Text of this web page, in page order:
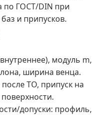
по ГОСТ/DIN при
и припусков.
модуль m,
ширина венца.
ТО, припуск на
допуски: профиль,